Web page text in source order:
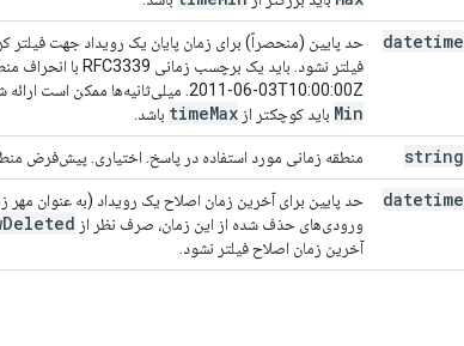
datetime
حد پایین (منحصراً) برای زمان پایان یک رویداد جهت
2011-06-03T10:00:00Z. میلی‌ثانیه‌ها ممکن است ارائه شوند اما نادیده گرفته می‌شوند. اگر
Min باید کوچکتر از timeMax باشد.
string منطقه زمانی مورد استفاده در پاسخ. اختیاری. پیش‌فرض
datetime حد پایین برای آخرین زمان اصلاح یک رویداد (به عنوان مهر
ورودی‌های حذف شده از این زمان، صرف نظر از Deleted
آخرین زمان اصلاح فیلتر نشود.